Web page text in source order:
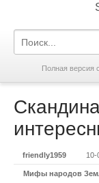
Полная версия
friendly1959 10-
Мифы народов